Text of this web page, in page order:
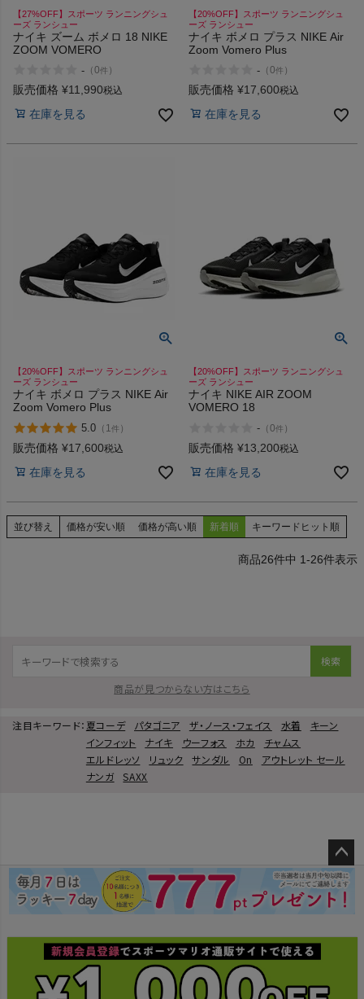
【27%OFF】スポーツ ランニングシュ
ーズ ランシュー
ナイキ ズーム ボメロ 18 NIKE
ZOOM VOMERO
- （0件 ）
販売価格 ¥11,990税込
在庫を見る
【20%OFF】スポーツ ランニングシュ
ーズ ランシュー
ナイキ ボメロ プラス NIKE Air
Zoom Vomero Plus
- （0件 ）
販売価格 ¥17,600税込
在庫を見る
【20%OFF】スポーツ ランニングシュ
ーズ ランシュー
ナイキ ボメロ プラス NIKE Air
Zoom Vomero Plus
5.0 （ 1件 ）
販売価格 ¥17,600税込
在庫を見る
【20%OFF】スポーツ ランニングシュ
ーズ ランシュー
ナイキ NIKE AIR ZOOM
VOMERO 18
- （0件 ）
販売価格 ¥13,200税込
在庫を見る
並び替え 価格が安い順 価格が高い順 新着順 キーワードヒット順
26件中 1-26件表示
検索
商品が見つからない方はこちら
注目キーワード： 夏コーデ パタゴニア ザ・ノース・フェイス 水着
キーン
インフィット
ナイキ ウーフォス ホカ
チャムス
エルドレッソ
リュック サンダル On
アウトレット セール
ナンガ
SAXX
ペー
ジト
ップ